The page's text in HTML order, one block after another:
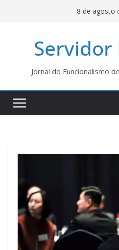
8 de agosto
Servidor
Jornal do Funcionalismo